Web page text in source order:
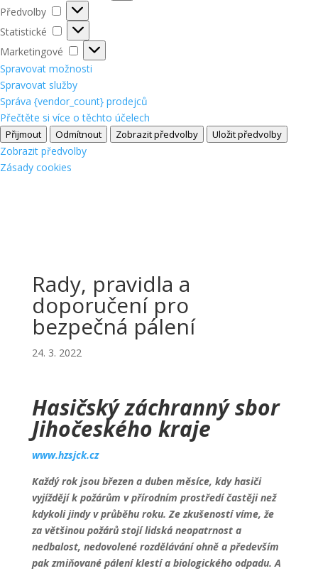
Předvolby
Předvolby
Statistické
Statistické
Marketingové
Marketingové
Spravovat možnosti
Spravovat služby
Správa {vendor_count} prodejců
Přečtěte si více o těchto účelech
Přijmout Odmítnout Zobrazit předvolby Uložit předvolby
Zobrazit předvolby
Zásady cookies
Rady, pravidla a
doporučení pro
bezpečná pálení
24. 3. 2022
Hasičský záchranný sbor
Jihočeského kraje
www.hzsjck.cz
Každý rok jsou březen a duben měsíce, kdy hasiči
vyjíždějí k požárům v přírodním prostředí častěji než
kdykoli jindy v průběhu roku. Ze zkušeností víme, že
za většinou požárů stojí lidská neopatrnost a
nedbalost, nedovolené rozdělávání ohně a především
pak zmiňované pálení klestí a biologického odpadu. A